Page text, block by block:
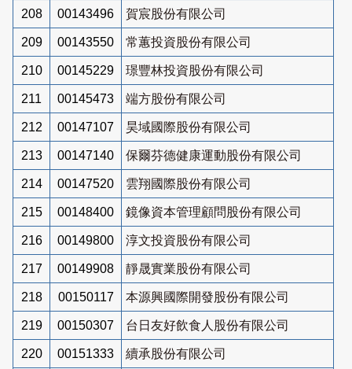
208 00143496 賀宸股份有限公司
209 00143550 常蕙投資股份有限公司
210 00145229 璟豐林投資股份有限公司
211 00145473 端方股份有限公司
212 00147107 昊域國際股份有限公司
213 00147140 保爾芬德健康運動股份有限公司
214 00147520 雲翔國際股份有限公司
215 00148400 鏡像資本管理顧問股份有限公司
216 00149800 淳文投資股份有限公司
217 00149908 靜晟實業股份有限公司
218 00150117 本源興國際開發股份有限公司
219 00150307 台日友好飲食人股份有限公司
220 00151333 續承股份有限公司